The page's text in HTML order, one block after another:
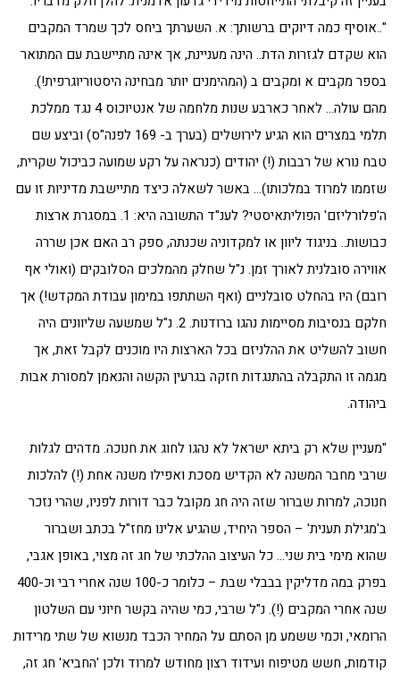
"..אוסיף כמה דיוקים ברשותך: א. השערתך ביחס לכך שמרד המקבים
הוא שקדם לגזרות הדת.. הינה מעניינת, אך אינה מתיישבת עם המתואר
בספר מקבים א ומקבים ב (המהימנים יותר מבחינה היסטוריוגרפית!).
מהם עולה… לאחר כארבע שנות מלחמה של אנטיוכוס 4 נגד ממלכת
תלמי במצרים הוא הגיע לירושלים (בערך ב- 169 לפנה"ס) וביצע שם
טבח נורא של רבבות (!) יהודים (כנראה על רקע שמועה כביכול שקרית,
שזממו למרוד במלכותו)… באשר לשאלה כיצד מתיישבת מדיניות זו עם
ה'פלורליזם' הפוליתאיסטי? לענ"ד התשובה היא: 1. במסגרת ארצות
כבושות.. בניגוד ליוון או למקדוניה שכנתה, ספק רב האם אכן שררה
אווירה סובלנית לאורך זמן. נ"ל שחלק מהמלכים הסלובקים (ואולי אף
רובם) היו בהחלט סובלניים (ואף השתתפו במימון עבודת המקדש!) אך
חלקם בנסיבות מסיימות נהגו ברודנות. 2. נ"ל שמשעה שליוונים היה
חשוב להשליט את ההלניזם בכל הארצות היו מוכנים לקבל זאת, אך
מגמה זו התקבלה בהתנגדות חזקה בגרעין הקשה והנאמן למסורת אבות
ביהודה.
"מעניין שלא רק ביתא ישראל לא נהגו לחוג את חנוכה. מדהים לגלות
שרבי מחבר המשנה לא הקדיש מסכת ואפילו משנה אחת (!) להלכות
חנוכה, למרות שברור שזה היה חג מקובל כבר דורות לפניו, שהרי נזכר
ב'מגילת תענית' – הספר היחיד, שהגיע אלינו מחז"ל בכתב ושברור
שהוא מימי בית שני… כל העיצוב ההלכתי של חג זה מצוי, באופן אגבי,
בפרק במה מדליקין בבבלי שבת – כלומר כ-100 שנה אחרי רבי וכ-400
שנה אחרי המקבים (!). נ"ל שרבי, כמי שהיה בקשר חיוני עם השלטון
הרומאי, וכמי ששמע מן הסתם על המחיר הכבד מנשוא של שתי מרידות
קודמות, חשש מטיפוח ועידוד רצון מחודש למרוד ולכן 'החביא' חג זה,